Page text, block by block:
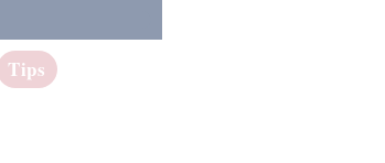
Tips